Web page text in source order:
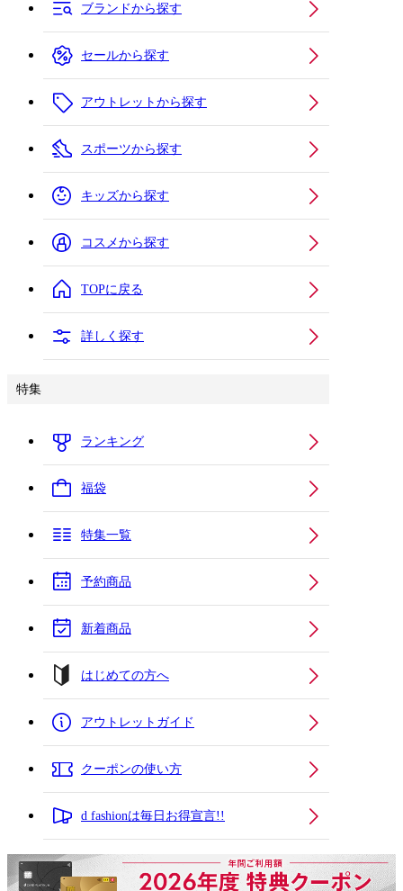
ブランドから探す
セールから探す
アウトレットから探す
スポーツから探す
キッズから探す
コスメから探す
TOPに戻る
詳しく探す
特集
ランキング
福袋
特集一覧
予約商品
新着商品
はじめての方へ
アウトレットガイド
クーポンの使い方
d fashionは毎日お得宣言!!